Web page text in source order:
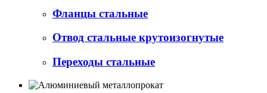
Фланцы стальные
Отвод стальные крутоизогнутые
Переходы стальные